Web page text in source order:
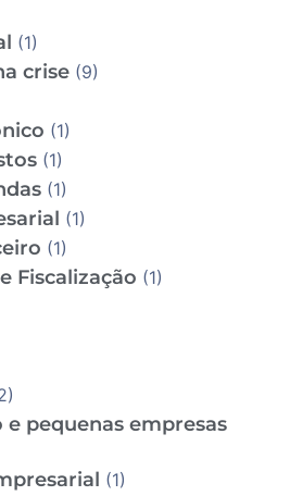
(1)
crise (9)
(1)
(1)
(1)
(1)
(1)
Fiscalização (1)
pequenas empresas
(1)